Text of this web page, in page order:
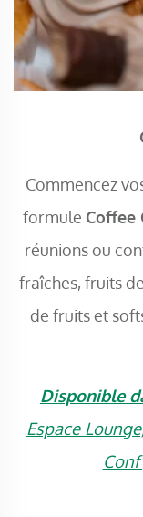
Commencez
formule Coffee
réunions ou
fraîches, fruits
de fruits et
Disponible
Espace